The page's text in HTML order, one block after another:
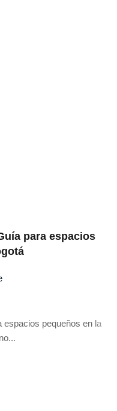
para espacios
pequeños en la